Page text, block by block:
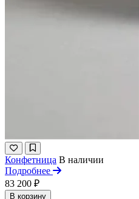
Конфетница В наличии
Подробнее
83 200 ₽
В корзину